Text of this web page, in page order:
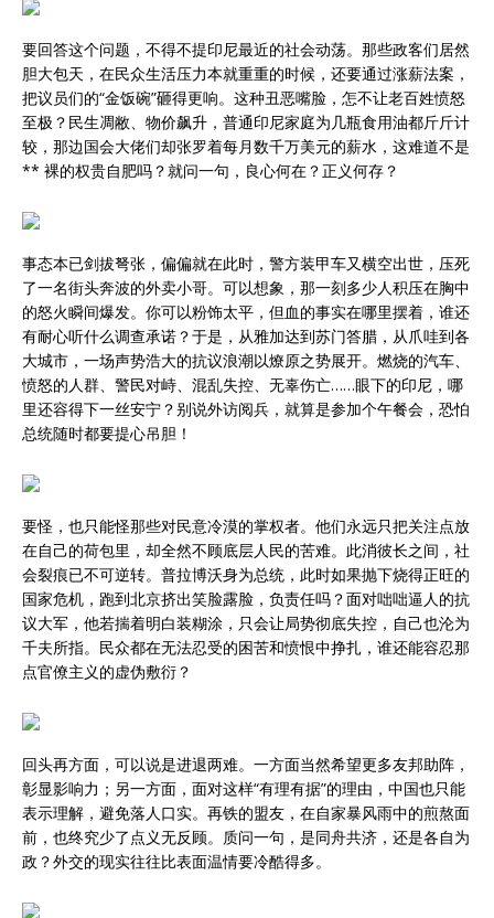
要回答这个问题，不得不提印尼最近的社会动荡。那些政客们居然
胆大包天，在民众生活压力本就重重的时候，还要通过涨薪法案，
把议员们的“金饭碗”砸得更响。这种丑恶嘴脸，怎不让老百姓愤怒
至极？民生凋敝、物价飙升，普通印尼家庭为几瓶食用油都斤斤计
较，那边国会大佬们却张罗着每月数千万美元的薪水，这难道不是
** 裸的权贵自肥吗？就问一句，良心何在？正义何存？
事态本已剑拔弩张，偏偏就在此时，警方装甲车又横空出世，压死
了一名街头奔波的外卖小哥。可以想象，那一刻多少人积压在胸中
的怒火瞬间爆发。你可以粉饰太平，但血的事实在哪里摆着，谁还
有耐心听什么调查承诺？于是，从雅加达到苏门答腊，从爪哇到各
大城市，一场声势浩大的抗议浪潮以燎原之势展开。燃烧的汽车、
愤怒的人群、警民对峙、混乱失控、无辜伤亡……眼下的印尼，哪
里还容得下一丝安宁？别说外访阅兵，就算是参加个午餐会，恐怕
总统随时都要提心吊胆！
要怪，也只能怪那些对民意冷漠的掌权者。他们永远只把关注点放
在自己的荷包里，却全然不顾底层人民的苦难。此消彼长之间，社
会裂痕已不可逆转。普拉博沃身为总统，此时如果抛下烧得正旺的
国家危机，跑到北京挤出笑脸露脸，负责任吗？面对咄咄逼人的抗
议大军，他若揣着明白装糊涂，只会让局势彻底失控，自己也沦为
千夫所指。民众都在无法忍受的困苦和愤恨中挣扎，谁还能容忍那
点官僚主义的虚伪敷衍？
回头再方面，可以说是进退两难。一方面当然希望更多友邦助阵，
彰显影响力；另一方面，面对这样“有理有据”的理由，中国也只能
表示理解，避免落人口实。再铁的盟友，在自家暴风雨中的煎熬面
前，也终究少了点义无反顾。质问一句，是同舟共济，还是各自为
政？外交的现实往往比表面温情要冷酷得多。